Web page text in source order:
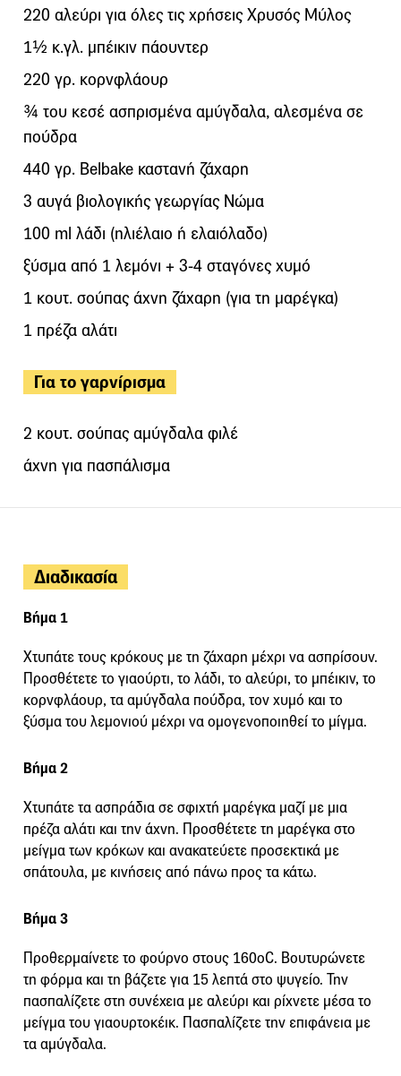
220 αλεύρι για όλες τις χρήσεις Χρυσός Μύλος
1½ κ.γλ. μπέικιν πάουντερ
220 γρ. κορνφλάουρ
¾ του κεσέ ασπρισμένα αμύγδαλα, αλεσμένα σε
πούδρα
440 γρ. Belbake καστανή ζάχαρη
3 αυγά βιολογικής γεωργίας Νώμα
100 ml λάδι (ηλιέλαιο ή ελαιόλαδο)
ξύσμα από 1 λεμόνι + 3-4 σταγόνες χυμό
1 κουτ. σούπας άχνη ζάχαρη (για τη μαρέγκα)
1 πρέζα αλάτι
Για το γαρνίρισμα
2 κουτ. σούπας αμύγδαλα φιλέ
άχνη για πασπάλισμα
Διαδικασία
Βήμα 1
Χτυπάτε τους κρόκους με τη ζάχαρη μέχρι να ασπρίσουν.
Προσθέτετε το γιαούρτι, το λάδι, το αλεύρι, το μπέικιν, το
κορνφλάουρ, τα αμύγδαλα πούδρα, τον χυμό και το
ξύσμα του λεμονιού μέχρι να ομογενοποιηθεί το μίγμα.
Βήμα 2
Χτυπάτε τα ασπράδια σε σφιχτή μαρέγκα μαζί με μια
πρέζα αλάτι και την άχνη. Προσθέτετε τη μαρέγκα στο
μείγμα των κρόκων και ανακατεύετε προσεκτικά με
σπάτουλα, με κινήσεις από πάνω προς τα κάτω.
Βήμα 3
Προθερμαίνετε το φούρνο στους 160οC. Βουτυρώνετε
τη φόρμα και τη βάζετε για 15 λεπτά στο ψυγείο. Την
πασπαλίζετε στη συνέχεια με αλεύρι και ρίχνετε μέσα το
μείγμα του γιαουρτοκέικ. Πασπαλίζετε την επιφάνεια με
τα αμύγδαλα.